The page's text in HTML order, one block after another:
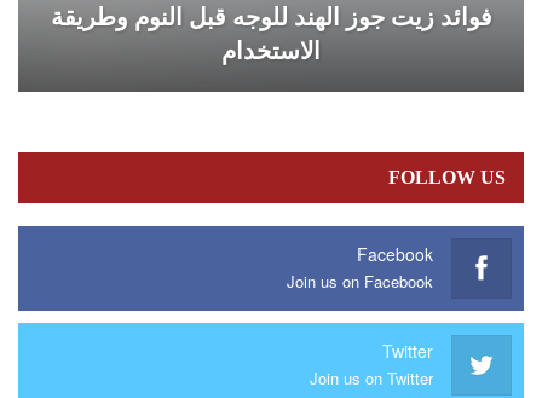
فوائد زيت جوز الهند للوجه قبل النوم وطريقة
الاستخدام
FOLLOW US
Facebook
Join us on Facebook
Twitter
Join us on Twitter